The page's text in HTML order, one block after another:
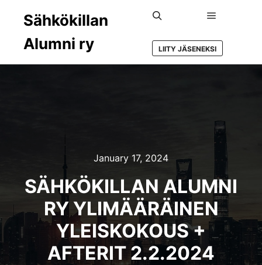
Sähkökillan
Alumni ry
LIITY JÄSENEKSI
January 17, 2024
SÄHKÖKILLAN ALUMNI
RY YLIMÄÄRÄINEN
YLEISKOKOUS +
AFTERIT 2.2.2024